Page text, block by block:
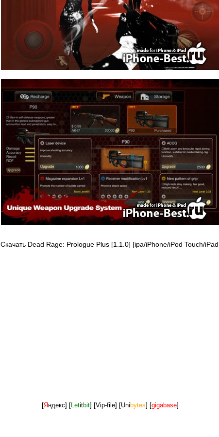
Скачать Dead Rage: Prologue Plus [1.1.0] [ipa/iPhone/iPod Touch/
[Яндекс] [Letitbit] [Vip-file] [Unibytes] [gigabase]